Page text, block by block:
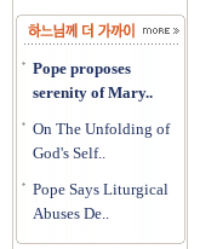
Pope proposes
serenity of Mary..
On The Unfolding of
God's Self..
Pope Says Liturgical
Abuses De..